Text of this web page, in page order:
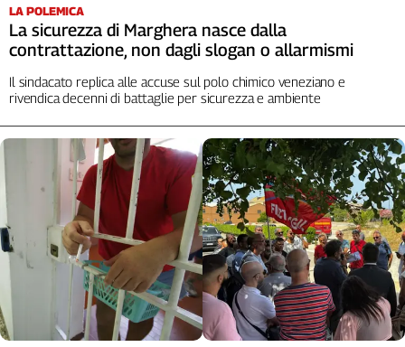
Newsletter
Social
LA POLEMICA
La sicurezza di Marghera nasce dalla
contrattazione, non dagli slogan o allarmismi
Il sindacato replica alle accuse sul polo chimico veneziano e
rivendica decenni di battaglie per sicurezza e ambiente